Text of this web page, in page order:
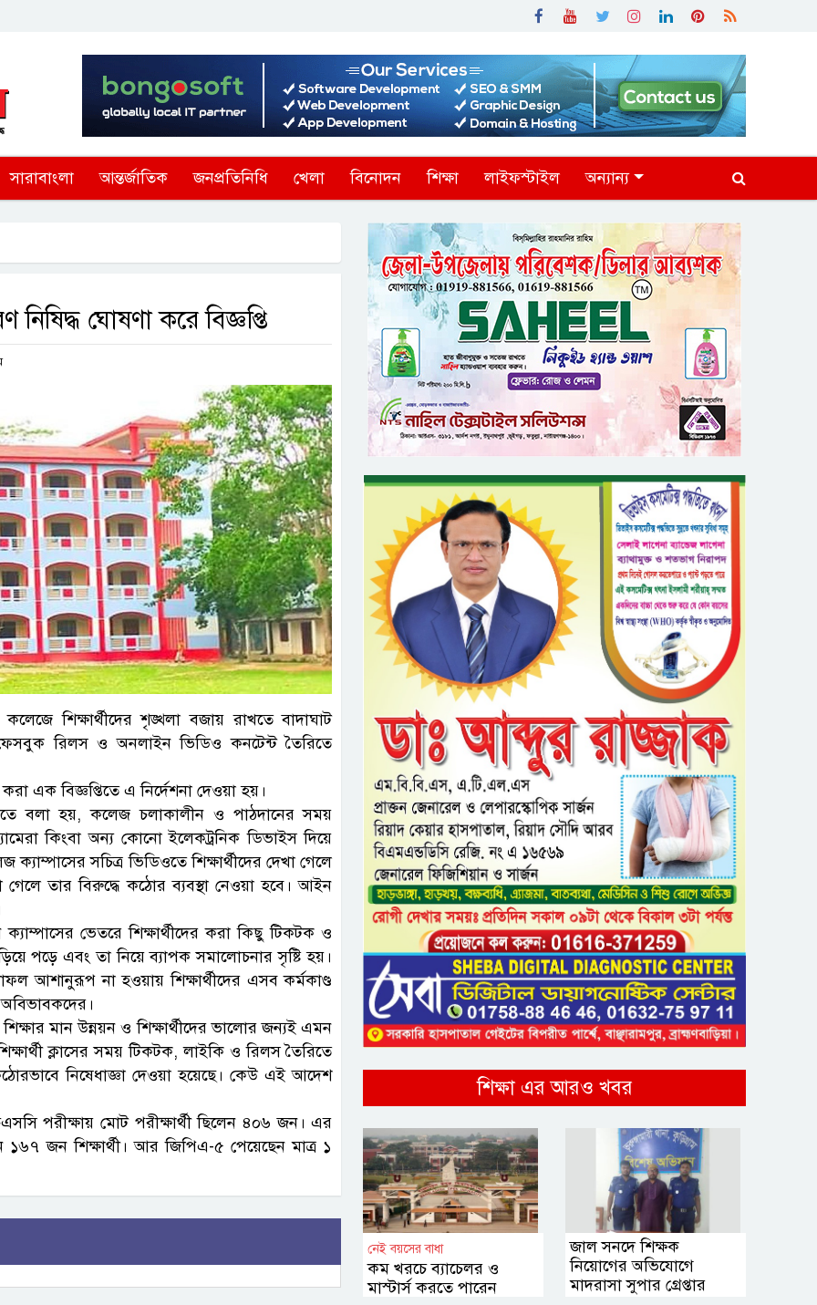
সারাবাংলা আন্তর্জাতিক জনপ্রতিনিধি খেলা বিনোদন শিক্ষা লাইফস্টাইল অন্যান্য
ঘোষণা করে বিজ্ঞপ্তি
শিক্ষার্থীদের শৃঙ্খলা বজায় রাখতে বাদাঘাট
রিলস ও অনলাইন ভিডিও কনটেন্ট তৈরিতে
এক বিজ্ঞপ্তিতে এ নির্দেশনা দেওয়া হয়।
বলা হয়, কলেজ চলাকালীন ও পাঠদানের সময়
কিংবা অন্য কোনো ইলেকট্রনিক ডিভাইস দিয়ে
সচিত্র ভিডিওতে শিক্ষার্থীদের দেখা গেলে
গেলে তার বিরুদ্ধে কঠোর ব্যবস্থা নেওয়া হবে। আইন
ভেতরে শিক্ষার্থীদের করা কিছু টিকটক ও
পড়ে এবং তা নিয়ে ব্যাপক সমালোচনার সৃষ্টি হয়।
আশানুরূপ না হওয়ায় শিক্ষার্থীদের এসব কর্মকাণ্ড
অবিভাবকদের।
মান উন্নয়ন ও শিক্ষার্থীদের ভালোর জন্যই এমন
ক্লাসের সময় টিকটক, লাইকি ও রিলস তৈরিতে
নিষেধাজ্ঞা দেওয়া হয়েছে। কেউ এই আদেশ
পরীক্ষায় মোট পরীক্ষার্থী ছিলেন ৪০৬ জন। এর
জন শিক্ষার্থী। আর জিপিএ-৫ পেয়েছেন মাত্র ১
শিক্ষা এর আরও খবর
নেই বয়সের বাধা
কম খরচে ব্যাচেলর ও
মাস্টার্স করতে পারেন
জাল সনদে শিক্ষক
নিয়োগের অভিযোগে
মাদরাসা সুপার গ্রেপ্তার